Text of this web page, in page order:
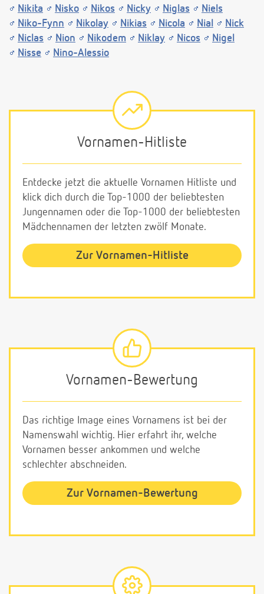
Nikita
Nisko Nikos Nicky Niglas
Niels
Niko-Fynn
Nikolay Nikias Nicola Nial
Nick
Niclas
Nion Nikodem Niklay Nicos
Nigel
Nisse
Nino-Alessio
Vornamen-Hitliste
Entdecke jetzt die aktuelle Vornamen Hitliste und
klick dich durch die Top-1000 der beliebtesten
Jungennamen oder die Top-1000 der beliebtesten
Mädchennamen der letzten zwölf Monate.
Zur Vornamen-Hitliste
Vornamen-Bewertung
Das richtige Image eines Vornamens ist bei der
Namenswahl wichtig. Hier erfahrt ihr, welche
Vornamen besser ankommen und welche
schlechter abschneiden.
Zur Vornamen-Bewertung